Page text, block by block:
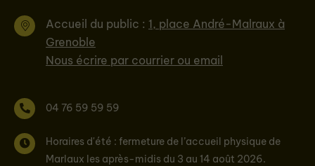
Accueil du public : 1, place André-Malraux à
Grenoble
Nous écrire par courrier ou email
04 76 59 59 59
Horaires d'été : fermeture de l’accueil physique de
Marlaux les après-midis du 3 au 14 août 2026.